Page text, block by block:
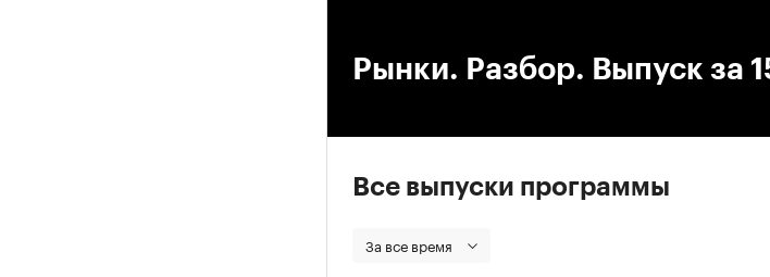
Рынки. Разбор. Выпуск за
Все выпуски программы
За все время